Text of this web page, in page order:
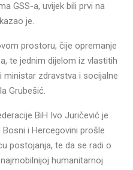
GSS-a, uvijek bili prvi na
je.
prostoru, čije opremanje
te jednim dijelom iz vlastitih
ministar zdravstva i socijalne
Grubešić.
BiH Ivo Juričević je
i Hercegovini prošle
postojanja, te da se radi o
humanitarnoj